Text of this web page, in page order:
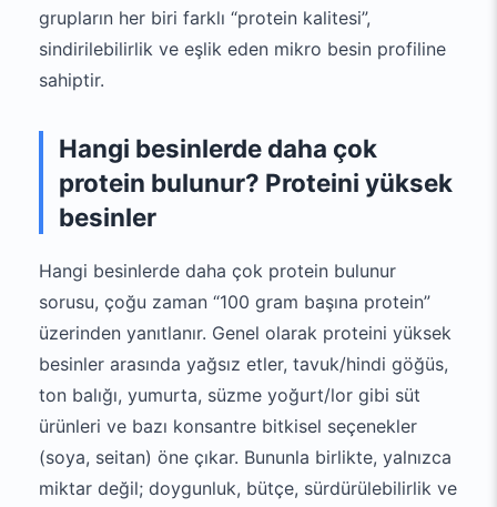
grupların her biri farklı “protein kalitesi”,
sindirilebilirlik ve eşlik eden mikro besin profiline
sahiptir.
Hangi besinlerde daha çok
protein bulunur? Proteini yüksek
besinler
Hangi besinlerde daha çok protein bulunur
sorusu, çoğu zaman “100 gram başına protein”
üzerinden yanıtlanır. Genel olarak proteini yüksek
besinler arasında yağsız etler, tavuk/hindi göğüs,
ton balığı, yumurta, süzme yoğurt/lor gibi süt
ürünleri ve bazı konsantre bitkisel seçenekler
(soya, seitan) öne çıkar. Bununla birlikte, yalnızca
miktar değil; doygunluk, bütçe, sürdürülebilirlik ve